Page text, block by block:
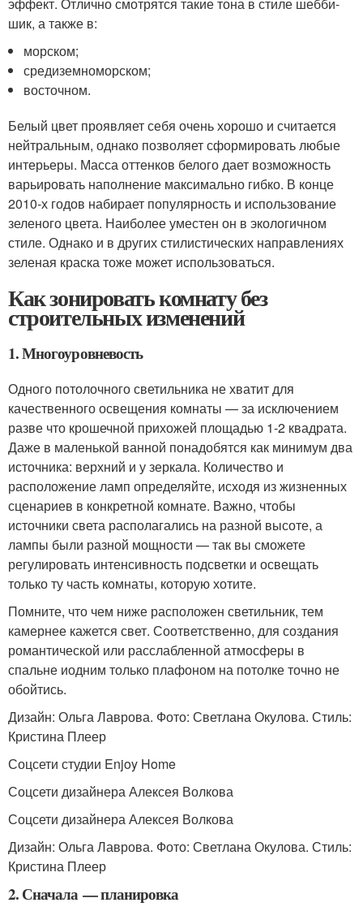
эффект. Отлично смотрятся такие тона в стиле шебби-
шик, а также в:
морском;
средиземноморском;
восточном.
Белый цвет проявляет себя очень хорошо и считается
нейтральным, однако позволяет сформировать любые
интерьеры. Масса оттенков белого дает возможность
варьировать наполнение максимально гибко. В конце
2010-х годов набирает популярность и использование
зеленого цвета. Наиболее уместен он в экологичном
стиле. Однако и в других стилистических направлениях
зеленая краска тоже может использоваться.
Как зонировать комнату без
строительных изменений
1. Многоуровневость
Одного потолочного светильника не хватит для
качественного освещения комнаты — за исключением
разве что крошечной прихожей площадью 1-2 квадрата.
Даже в маленькой ванной понадобятся как минимум два
источника: верхний и у зеркала. Количество и
расположение ламп определяйте, исходя из жизненных
сценариев в конкретной комнате. Важно, чтобы
источники света располагались на разной высоте, а
лампы были разной мощности — так вы сможете
регулировать интенсивность подсветки и освещать
только ту часть комнаты, которую хотите.
Помните, что чем ниже расположен светильник, тем
камернее кажется свет. Соответственно, для создания
романтической или расслабленной атмосферы в
спальне иодним только плафоном на потолке точно не
обойтись.
Дизайн: Ольга Лаврова. Фото: Светлана Окулова. Стиль:
Кристина Плеер
Соцсети студии Enjoy Home
Соцсети дизайнера Алексея Волкова
Соцсети дизайнера Алексея Волкова
Дизайн: Ольга Лаврова. Фото: Светлана Окулова. Стиль:
Кристина Плеер
2. Сначала — планировка